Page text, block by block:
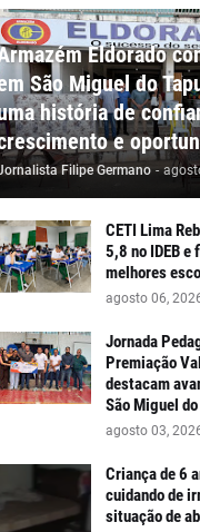
Eldorado
São Miguel do
história de
e
Filipe Germano -
CETI Lima
5,8 no IDEB e
melhores
agosto 06,
Jornada
Premiação
destacam
São Miguel
agosto 03,
Criança de 6
cuidando de
situação de